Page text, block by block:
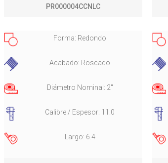
PR000004CCNLC
Forma: Redondo
Acabado: Roscado
Diámetro Nominal: 2"
Calibre / Espesor: 11.0
Largo: 6.4